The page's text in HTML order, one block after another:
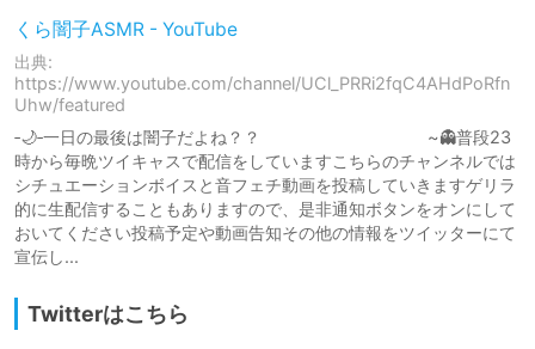
くら闇子ASMR - YouTube
出典:
https://www.youtube.com/channel/UCl_PRRi2fqC4AHdPoRfn
Uhw/featured
‐🌙‐一日の最後は闇子だよね？？ ~👻普段23
時から毎晩ツイキャスで配信をしていますこちらのチャンネルでは
シチュエーションボイスと音フェチ動画を投稿していきますゲリラ
的に生配信することもありますので、是非通知ボタンをオンにして
おいてください投稿予定や動画告知その他の情報をツイッターにて
宣伝し...
Twitterはこちら